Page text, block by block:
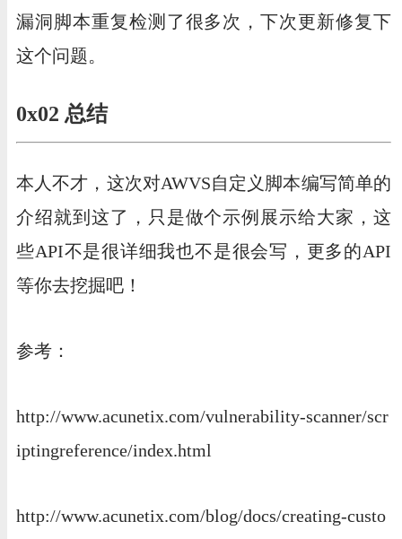
漏洞脚本重复检测了很多次，下次更新修复下
这个问题。
0x02 总结
本人不才，这次对AWVS自定义脚本编写简单的
介绍就到这了，只是做个示例展示给大家，这
些API不是很详细我也不是很会写，更多的API
等你去挖掘吧！
参考：
http://www.acunetix.com/vulnerability-scanner/scr
iptingreference/index.html
http://www.acunetix.com/blog/docs/creating-custo